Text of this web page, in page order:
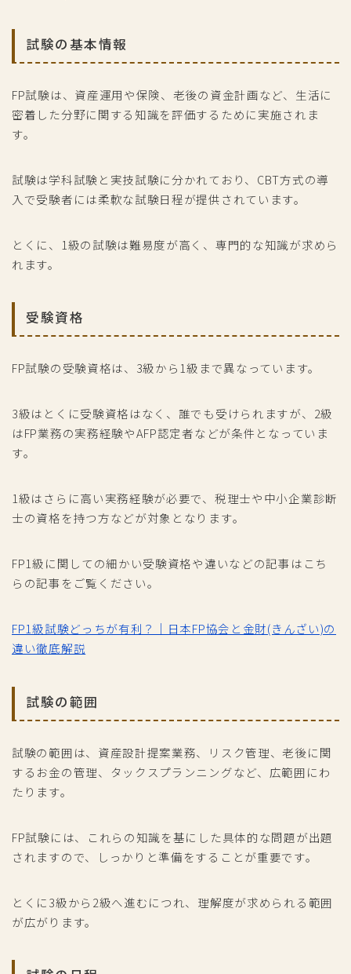
試験の基本情報
FP試験は、資産運用や保険、老後の資金計画など、生活に
密着した分野に関する知識を評価するために実施されま
す。
試験は学科試験と実技試験に分かれており、CBT方式の導
入で受験者には柔軟な試験日程が提供されています。
とくに、1級の試験は難易度が高く、専門的な知識が求めら
れます。
受験資格
FP試験の受験資格は、3級から1級まで異なっています。
3級はとくに受験資格はなく、誰でも受けられますが、2級
はFP業務の実務経験やAFP認定者などが条件となっていま
す。
1級はさらに高い実務経験が必要で、税理士や中小企業診断
士の資格を持つ方などが対象となります。
FP1級に関しての細かい受験資格や違いなどの記事はこち
らの記事をご覧ください。
FP1級試験どっちが有利？｜日本FP協会と金財(きんざい)の
違い徹底解説
試験の範囲
試験の範囲は、資産設計提案業務、リスク管理、老後に関
するお金の管理、タックスプランニングなど、広範囲にわ
たります。
FP試験には、これらの知識を基にした具体的な問題が出題
されますので、しっかりと準備をすることが重要です。
とくに3級から2級へ進むにつれ、理解度が求められる範囲
が広がります。